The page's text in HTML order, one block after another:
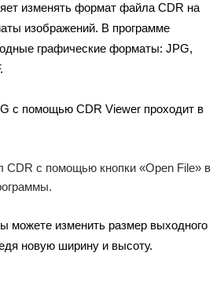
изменять формат файла CDR на
изображений. В программе
графические форматы: JPG,
с помощью CDR Viewer проходит в
CDR с помощью кнопки «Open File» в
можете изменить размер выходного
новую ширину и высоту.